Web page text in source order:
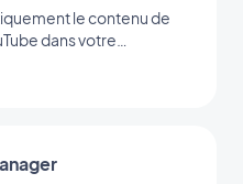
le contenu de
dans votre